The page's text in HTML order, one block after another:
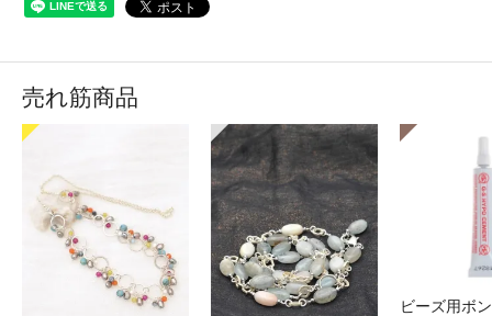
売れ筋商品
ビーズ用ボ